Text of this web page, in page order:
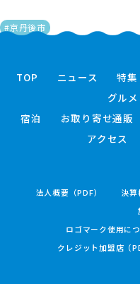
#京丹後市
TOP ニュース 特集
グルメ
宿泊
お取り寄せ通販
アクセス
法人概要（PDF） 決算
ロゴマーク使用に
クレジット加盟店（